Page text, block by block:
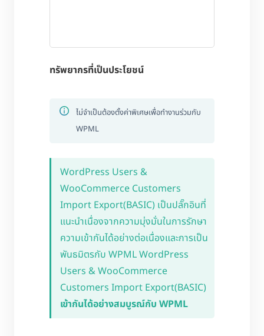
ทรัพยากรที่เป็นประโยชน์
ไม่จำเป็นต้องตั้งค่าพิเศษเพื่อทำงานร่วมกับ
WPML
WordPress Users &
WooCommerce Customers
Import Export(BASIC) เป็นปลั๊กอินที่
แนะนำเนื่องจากความมุ่งมั่นในการรักษา
ความเข้ากันได้อย่างต่อเนื่องและการเป็น
พันธมิตรกับ WPML WordPress
Users & WooCommerce
Customers Import Export(BASIC)
เข้ากันได้อย่างสมบูรณ์กับ WPML